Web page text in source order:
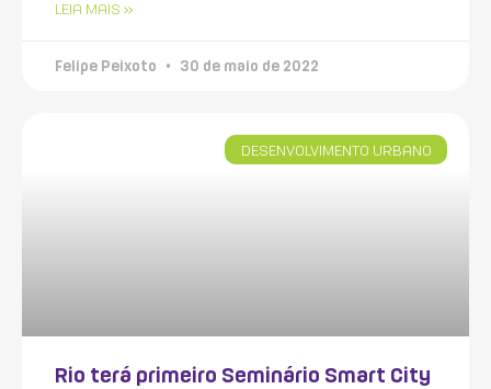
LEIA MAIS »
Felipe Peixoto 30 de maio de 2022
DESENVOLVIMENTO URBANO
Rio terá primeiro Seminário Smart City